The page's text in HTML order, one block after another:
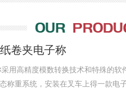
卷夹电子称
用高精度模数转换技术和特殊的软
称重系统，安装在叉车上得一款电